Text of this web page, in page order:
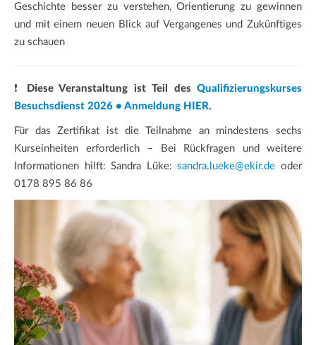
Geschichte besser zu verstehen, Orientierung zu gewinnen
und mit einem neuen Blick auf Vergangenes und Zukünftiges
zu schauen
❗ Diese Veranstaltung ist Teil desQualifizierungskurses
Besuchsdienst 2026 • Anmeldung HIER.
Für das Zertifikat ist die Teilnahme an mindestens sechs
Kurseinheiten erforderlich – Bei Rückfragen und weitere
Informationen hilft: Sandra Lüke:sandra.lueke@ekir.de oder
0178 895 86 86